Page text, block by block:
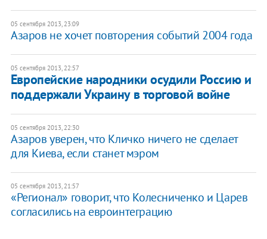
05 сентября 2013, 23:09
Азаров не хочет повторения событий 2004 года
05 сентября 2013, 22:57
Европейские народники осудили Россию и
поддержали Украину в торговой войне
05 сентября 2013, 22:30
Азаров уверен, что Кличко ничего не сделает
для Киева, если станет мэром
05 сентября 2013, 21:57
«Регионал» говорит, что Колесниченко и Царев
согласились на евроинтеграцию